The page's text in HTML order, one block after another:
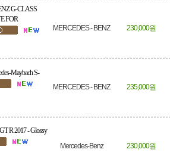
G-CLASS
FOR
MERCEDES - BENZ 230,000원
Maybach S-
MERCEDES - BENZ 235,000원
R 2017 - Glossy
Mercedes-Benz 230,000원